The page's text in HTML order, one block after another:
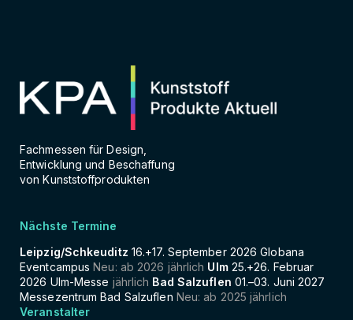
Fachmessen für Design,
Entwicklung und Beschaffung
von Kunststoffprodukten
Nächste Termine
Leipzig/Schkeuditz 16.+17. September 2026 Globana
EventcampusNeu: ab 2026 jährlich Ulm25.+26. Februar
2026 Ulm-Messe jährlich Bad Salzuflen 01.–03. Juni 2027
Messezentrum Bad Salzuflen Neu: ab 2025 jährlich
Veranstalter